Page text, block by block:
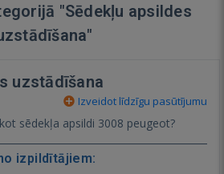
"Sēdekļu apsildes
uzstādīšana
Izveidot līdzīgu pasūtījumu
sēdekļa apsildi 3008 peugeot?
izpildītājiem: